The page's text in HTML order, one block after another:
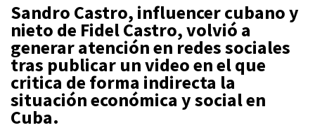
Sandro Castro, influencer cubano y
nieto de Fidel Castro, volvió a
generar atención en redes sociales
tras publicar un video en el que
critica de forma indirecta la
situación económica y social en
Cuba.